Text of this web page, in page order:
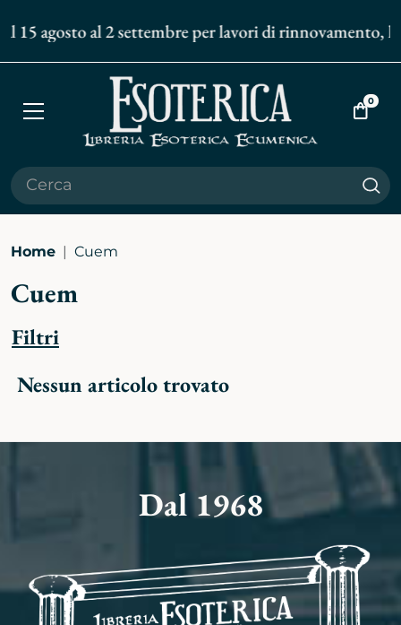
15 agosto al 2 settembre per lavori di
Apri
Vai
0
Home Cuem
Cuem
Filtri
Nessun articolo trovato
Dal 1968